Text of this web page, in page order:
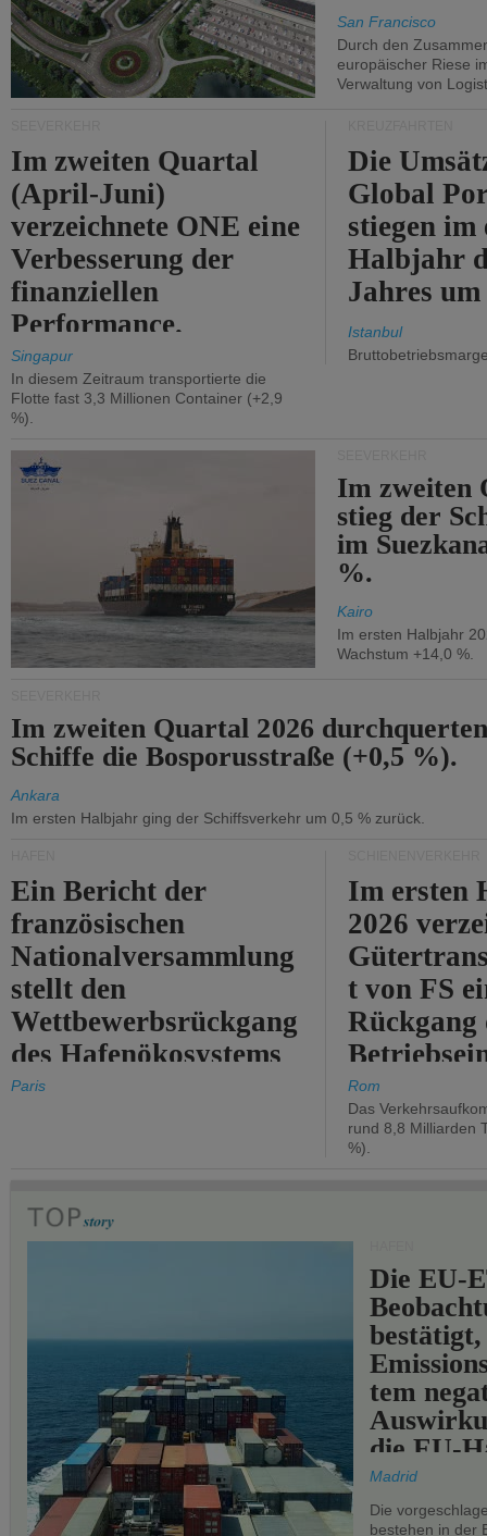
San Francisco
Durch den
europäischer Riese
Verwaltung von
Im zweiten Quartal
(April-Juni)
verzeichnete ONE eine
Verbesserung der
finanziellen
Performance.
Singapur
In diesem Zeitraum transportierte die
Flotte fast 3,3 Millionen Container (+2,9
%).
Die
Global
stiegen im
Halbjahr
Jahres
Istanbul
Im zweiten
stieg der
im
%.
Kairo
Im ersten Halbjahr
Wachstum +14,0 %.
Im zweiten Quartal 2026
Schiffe die Bosporusstraße (+0,5 %).
Ankara
Im ersten Halbjahr ging der Schiffsverkehr um 0,5 % zurück.
Ein Bericht der
französischen
Nationalversammlung
stellt den
Wettbewerbsrückgang
des Hafenökosystems
des Staates fest.
Paris
Im ersten
2026
t von FS
Rückgang
um 2,7 %.
Rom
Das
rund 8,8 Milliarden
%).
Die EU-
bestätigt,
tem
die EU-
Madrid
Die
bestehen in der